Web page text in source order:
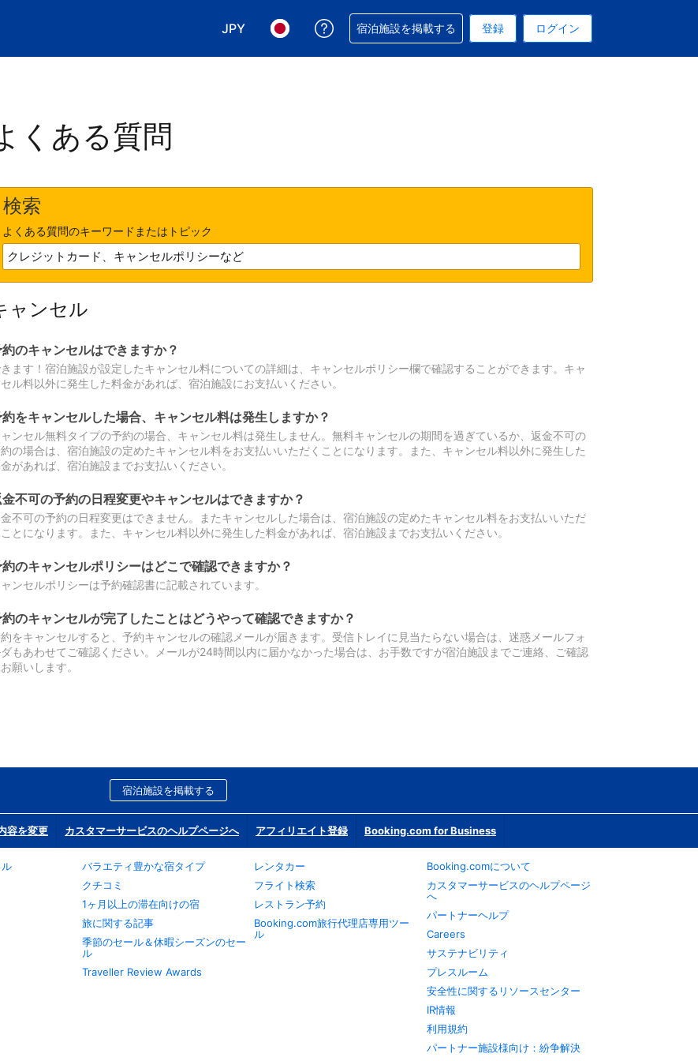
JPY
表示通貨を選択. 現在選択中の表示通貨は円です
言語を選択. 現在選択中の言語は日本語です
予約に関するサポートを受けられます
宿泊施設を掲載する 登録 ログイン
くある質問
検索
よくある質問のキーワードまたはトピック
ャンセル
のキャンセルはできますか？
ます！宿泊施設が設定したキャンセル料についての詳細は、キャンセルポリシー欄で確認することができます。キャ
ル料以外に発生した料金があれば、宿泊施設にお支払いください。
をキャンセルした場合、キャンセル料は発生しますか？
ンセル無料タイプの予約の場合、キャンセル料は発生しません。無料キャンセルの期間を過ぎているか、返金不可の
の場合は、宿泊施設の定めたキャンセル料をお支払いいただくことになります。また、キャンセル料以外に発生した
があれば、宿泊施設までお支払いください。
不可の予約の日程変更やキャンセルはできますか？
不可の予約の日程変更はできません。またキャンセルした場合は、宿泊施設の定めたキャンセル料をお支払いいただ
ことになります。また、キャンセル料以外に発生した料金があれば、宿泊施設までお支払いください。
のキャンセルポリシーはどこで確認できますか？
ンセルポリシーは予約確認書に記載されています。
のキャンセルが完了したことはどうやって確認できますか？
をキャンセルすると、予約キャンセルの確認メールが届きます。受信トレイに見当たらない場合は、迷惑メールフォ
ダもあわせてご確認ください。メールが24時間以内に届かなかった場合は、お手数ですが宿泊施設までご連絡、ご確認
願いします。
宿泊施設を掲載する
容を変更 カスタマーサービスのヘルプページへ アフィリエイト登録 Booking.com for Business
バラエティ豊かな宿タイプ
クチコミ
1ヶ月以上の滞在向けの宿
旅に関する記事
季節のセール＆休暇シーズンのセー
ル
Traveller Review Awards
レンタカー
フライト検索
レストラン予約
Booking.com旅行代理店専用ツー
ル
Booking.comについて
カスタマーサービスのヘルプページ
へ
パートナーヘルプ
Careers
サステナビリティ
プレスルーム
安全性に関するリソースセンター
IR情報
利用規約
パートナー施設様向け：紛争解決